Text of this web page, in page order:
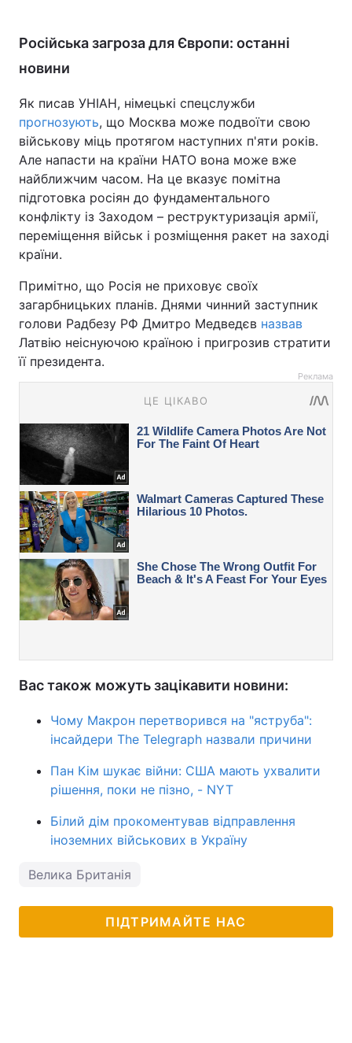
Російська загроза для Європи: останні
новини
Як писав УНІАН, німецькі спецслужби
прогнозують, що Москва може подвоїти свою
військову міць протягом наступних п'яти років.
Але напасти на країни НАТО вона може вже
найближчим часом. На це вказує помітна
підготовка росіян до фундаментального
конфлікту із Заходом – реструктуризація армії,
переміщення військ і розміщення ракет на заході
країни.
Примітно, що Росія не приховує своїх
загарбницьких планів. Днями чинний заступник
голови Радбезу РФ Дмитро Медведєв назвав
Латвію неіснуючою країною і пригрозив стратити
її президента.
Реклама
Вас також можуть зацікавити новини:
Чому Макрон перетворився на "яструба":
інсайдери The Telegraph назвали причини
Пан Кім шукає війни: США мають ухвалити
рішення, поки не пізно, - NYT
Білий дім прокоментував відправлення
іноземних військових в Україну
Велика Британія
ПІДТРИМАЙТЕ НАС